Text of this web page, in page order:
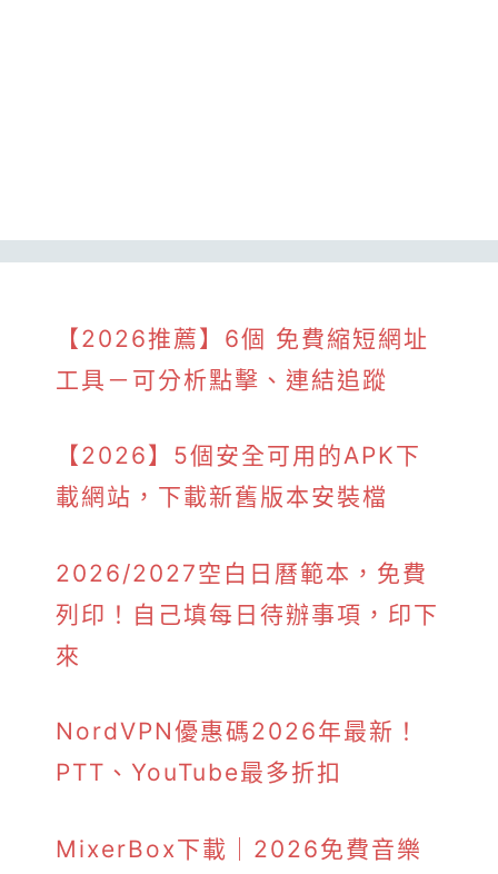
【2026推薦】6個 免費縮短網址
工具－可分析點擊、連結追蹤
【2026】5個安全可用的APK下
載網站，下載新舊版本安裝檔
2026/2027空白日曆範本，免費
列印！自己填每日待辦事項，印下
來
NordVPN優惠碼2026年最新！
PTT、YouTube最多折扣
MixerBox下載｜2026免費音樂